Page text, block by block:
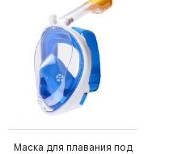
Маска для плавания под